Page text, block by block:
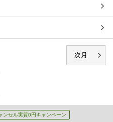
ンセル実質0円キャンペーン